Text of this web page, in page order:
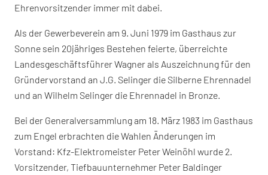
Ehrenvorsitzender immer mit dabei.
Als der Gewerbeverein am 9. Juni 1979 im Gasthaus zur
Sonne sein 20jähriges Bestehen feierte, überreichte
Landesgeschäftsführer Wagner als Auszeichnung für den
Gründervorstand an J.G. Selinger die Silberne Ehrennadel
und an Wilhelm Selinger die Ehrennadel in Bronze.
Bei der Generalversammlung am 18. März 1983 im Gasthaus
zum Engel erbrachten die Wahlen Änderungen im
Vorstand: Kfz-Elektromeister Peter Weinöhl wurde 2.
Vorsitzender, Tiefbauunternehmer Peter Baldinger